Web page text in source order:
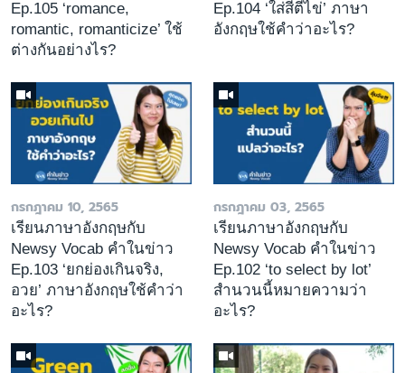
Ep.105 ‘romance,
romantic, romanticize’ ใช้
ต่างกันอย่างไร?
Ep.104 ‘ใส่สีตีไข่’ ภาษา
อังกฤษใช้คำว่าอะไร?
กรกฎาคม 10, 2565
เรียนภาษาอังกฤษกับ
Newsy Vocab คำในข่าว
Ep.103 ‘ยกย่องเกินจริง,
อวย’ ภาษาอังกฤษใช้คำว่า
อะไร?
กรกฎาคม 03, 2565
เรียนภาษาอังกฤษกับ
Newsy Vocab คำในข่าว
Ep.102 ‘to select by lot’
สำนวนนี้หมายความว่า
อะไร?